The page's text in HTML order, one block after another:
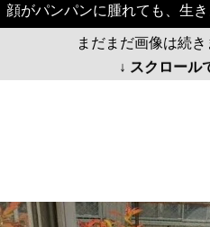
顔がパンパンに腫れても、生
まだまだ画像は続き
↓ スクロール